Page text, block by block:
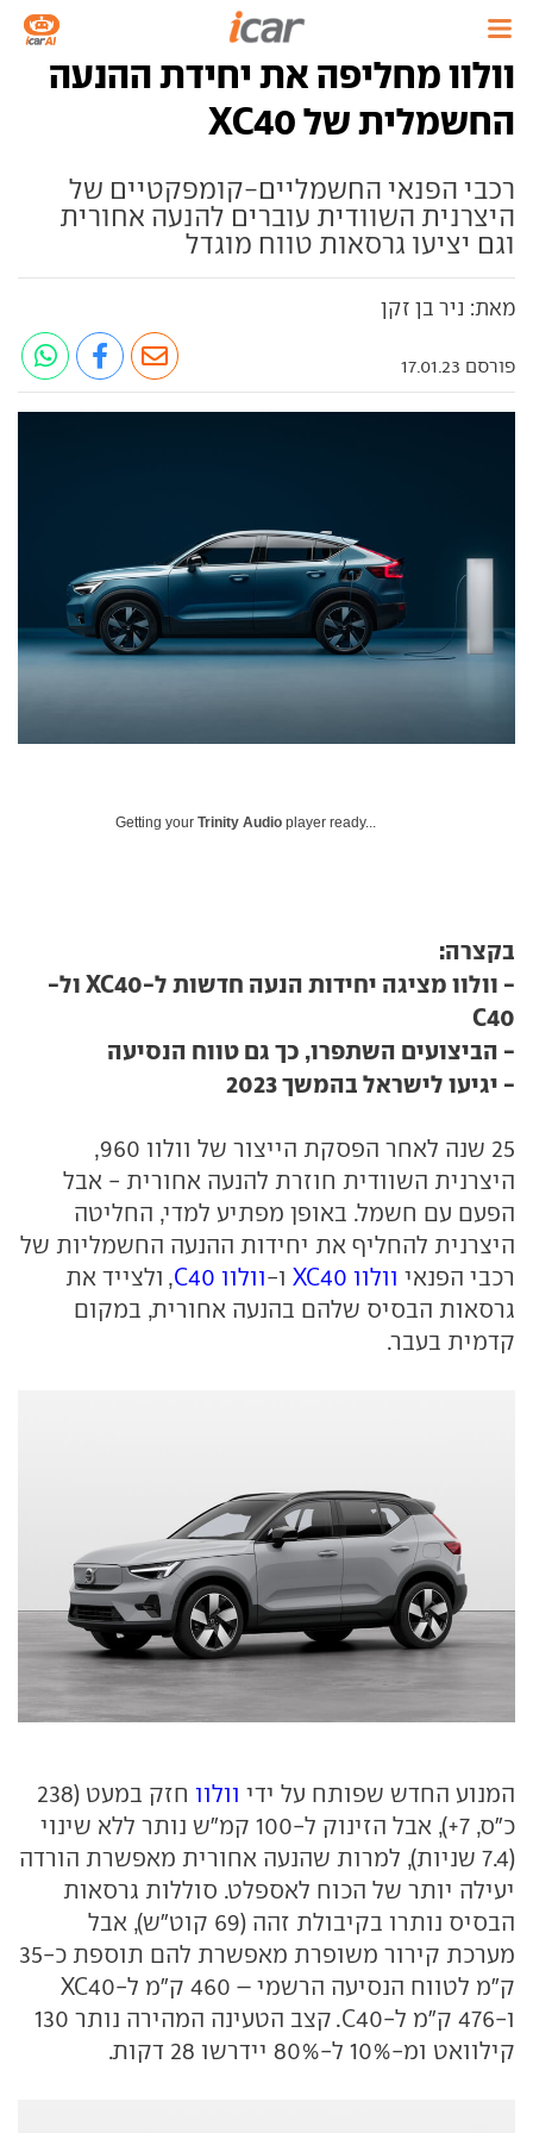
וולוו מחליפה את יחידת ההנעה
החשמלית של XC40
רכבי הפנאי החשמליים-קומפקטיים של
היצרנית השוודית עוברים להנעה אחורית
וגם יציעו גרסאות טווח מוגדל
מאת: ניר בן זקן
פורסם 17.01.23
Getting your Trinity Audio player ready...
בקצרה:
- וולוו מציגה יחידות הנעה חדשות ל-XC40 ול-
C40
- הביצועים השתפרו, כך גם טווח הנסיעה
- יגיעו לישראל בהמשך 2023
25 שנה לאחר הפסקת הייצור של וולוו 960,
היצרנית השוודית חוזרת להנעה אחורית - אבל
הפעם עם חשמל. באופן מפתיע למדי, החליטה
היצרנית להחליף את יחידות ההנעה החשמליות של
רכבי הפנאי וולוו XC40 ו-וולוו C40
, ולצייד את
גרסאות הבסיס שלהם בהנעה אחורית, במקום
קדמית בעבר.
המנוע החדש שפותח על ידי וולוו
חזק במעט (238
כ"ס, 7+), אבל הזינוק ל-100 קמ"ש נותר ללא שינוי
(7.4 שניות), למרות שהנעה אחורית מאפשרת הורדה
יעילה יותר של הכוח לאספלט. סוללות גרסאות
הבסיס נותרו בקיבולת זהה (69 קוט"ש), אבל
מערכת קירור משופרת מאפשרת להם תוספת כ-35
ק"מ לטווח הנסיעה הרשמי – 460 ק"מ ל-XC40
ו-476 ק"מ ל-C40. קצב הטעינה המהירה נותר 130
קילוואט ומ-10% ל-80% יידרשו 28 דקות.